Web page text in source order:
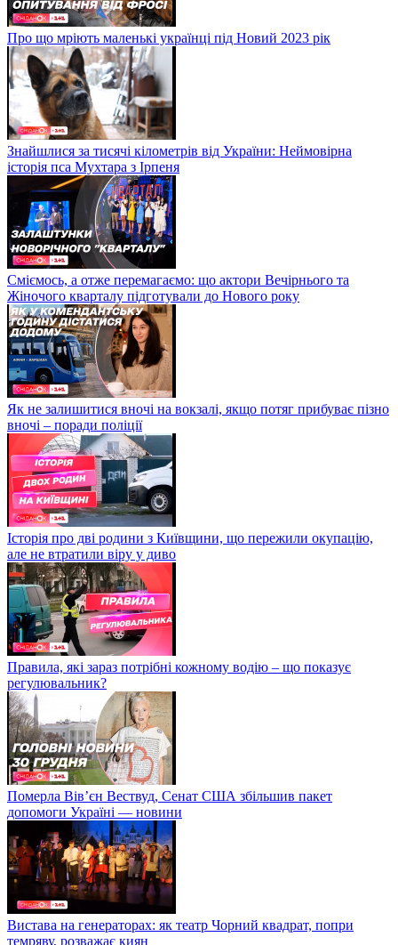
Про що мріють маленькі українці під Новий 2023 рік
Знайшлися за тисячі кілометрів від України: Неймовірна
історія пса Мухтара з Ірпеня
Сміємось, а отже перемагаємо: що актори Вечірнього та
Жіночого кварталу підготували до Нового року
Як не залишитися вночі на вокзалі, якщо потяг прибуває пізно
вночі – поради поліції
Історія про дві родини з Київщини, що пережили окупацію,
але не втратили віру у диво
Правила, які зараз потрібні кожному водію – що показує
регулювальник?
Померла Вівʼєн Вествуд, Сенат США збільшив пакет
допомоги Україні — новини
Вистава на генераторах: як театр Чорний квадрат, попри
темряву, розважає киян